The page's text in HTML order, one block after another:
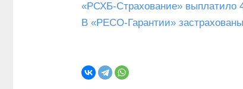
«РСХБ-Страхование» выплатило
В «РЕСО-Гарантии»